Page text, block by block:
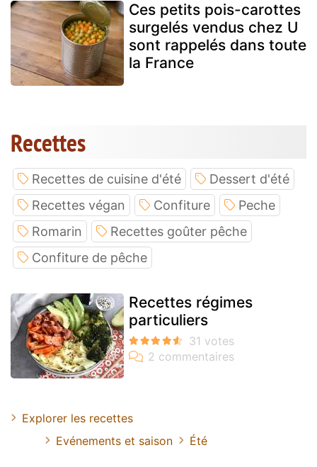
Ces petits pois-carottes
surgelés vendus chez U
sont rappelés dans toute
la France
Recettes
Recettes de cuisine d'été
Dessert d'été
Recettes végan
Confiture
Peche
Romarin
Recettes goûter pêche
Confiture de pêche
Recettes régimes
particuliers
Explorer les recettes
Evénements et saison
Été